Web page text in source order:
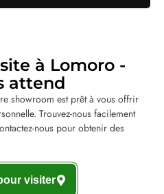
à Lomoro -
attend
showroom est prêt à vous offrir
Trouvez-nous facilement
nous pour obtenir des
visiter